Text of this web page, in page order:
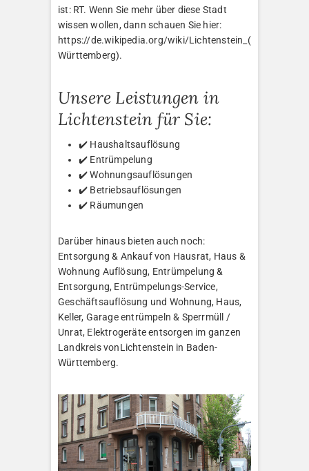
ist: RT. Wenn Sie mehr über diese Stadt
wissen wollen, dann schauen Sie hier:
https://de.wikipedia.org/wiki/Lichtenstein_(
Württemberg).
Unsere Leistungen in
Lichtenstein für Sie:
✔️ Haushaltsauflösung
✔️ Entrümpelung
✔️ Wohnungsauflösungen
✔️ Betriebsauflösungen
✔️ Räumungen
Darüber hinaus bieten auch noch:
Entsorgung & Ankauf von Hausrat, Haus &
Wohnung Auflösung, Entrümpelung &
Entsorgung, Entrümpelungs-Service,
Geschäftsauflösung und Wohnung, Haus,
Keller, Garage entrümpeln & Sperrmüll /
Unrat, Elektrogeräte entsorgen im ganzen
Landkreis vonLichtenstein in Baden-
Württemberg.